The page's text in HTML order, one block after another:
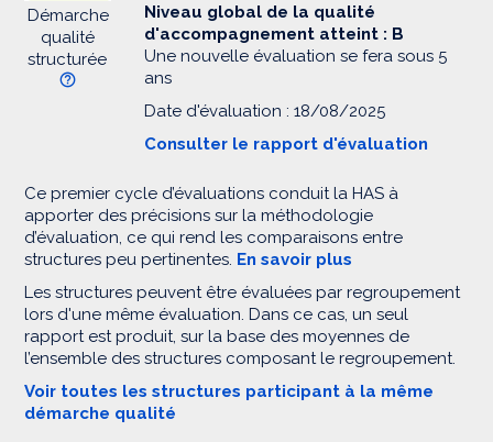
Démarche
qualité
structurée
Niveau global de la qualité
d'accompagnement atteint : B
Une nouvelle évaluation se fera sous 5
ans
Date d'évaluation : 18/08/2025
Consulter le rapport d'évaluation
Ce premier cycle d’évaluations conduit la HAS à
apporter des précisions sur la méthodologie
d’évaluation, ce qui rend les comparaisons entre
structures peu pertinentes. En savoir plus
Les structures peuvent être évaluées par regroupement
lors d'une même évaluation. Dans ce cas, un seul
rapport est produit, sur la base des moyennes de
l’ensemble des structures composant le regroupement.
Voir toutes les structures participant à la même
démarche qualité